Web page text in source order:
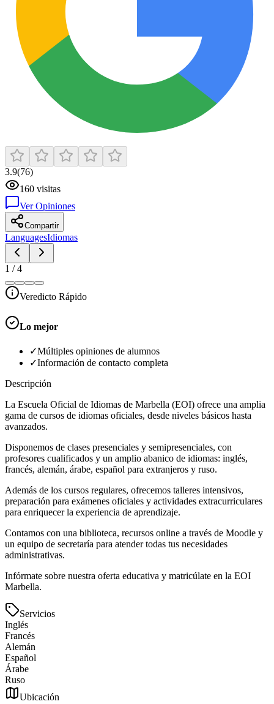
3.9(76)
160 visitas
Ver Opiniones
Compartir
LanguagesIdiomas
1 /4
Veredicto Rápido
Lo mejor
✓Múltiples opiniones de alumnos
✓Información de contacto completa
Descripción
La Escuela Oficial de Idiomas de Marbella (EOI) ofrece una amplia
gama de cursos de idiomas oficiales, desde niveles básicos hasta
avanzados.
Disponemos de clases presenciales y semipresenciales, con
profesores cualificados y un amplio abanico de idiomas: inglés,
francés, alemán, árabe, español para extranjeros y ruso.
Además de los cursos regulares, ofrecemos talleres intensivos,
preparación para exámenes oficiales y actividades extracurriculares
para enriquecer la experiencia de aprendizaje.
Contamos con una biblioteca, recursos online a través de Moodle y
un equipo de secretaría para atender todas tus necesidades
administrativas.
Infórmate sobre nuestra oferta educativa y matricúlate en la EOI
Marbella.
Servicios
Inglés
Francés
Alemán
Español
Árabe
Ruso
Ubicación